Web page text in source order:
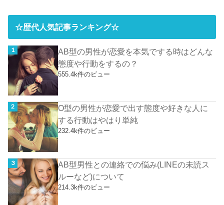
☆歴代人気記事ランキング☆
AB型の男性が恋愛を本気でする時はどんな
態度や行動をするの？
555.4k件のビュー
O型の男性が恋愛で出す態度や好きな人に
する行動はやはり単純
232.4k件のビュー
AB型男性との連絡での悩み(LINEの未読ス
ルーなど)について
214.3k件のビュー